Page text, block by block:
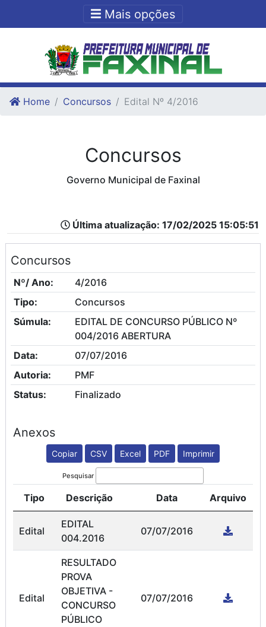
Ir para o fim do conteudo
Mais opções
Home Concursos Edital Nº 4/2016
Concursos
Governo Municipal de Faxinal
Última atualização: 17/02/2025 15:05:51
Concursos
Nº/ Ano:
4/2016
Tipo:
Concursos
Súmula:
EDITAL DE CONCURSO PÚBLICO Nº
004/2016 ABERTURA
Data:
07/07/2016
Autoria:
PMF
Status:
Finalizado
Anexos
Copiar CSV Excel PDF Imprimir
Pesquisar
Tipo Descrição Data Arquivo
Edital
EDITAL
004.2016
07/07/2016
Edital
RESULTADO
PROVA
OBJETIVA -
CONCURSO
PÚBLICO
07/07/2016